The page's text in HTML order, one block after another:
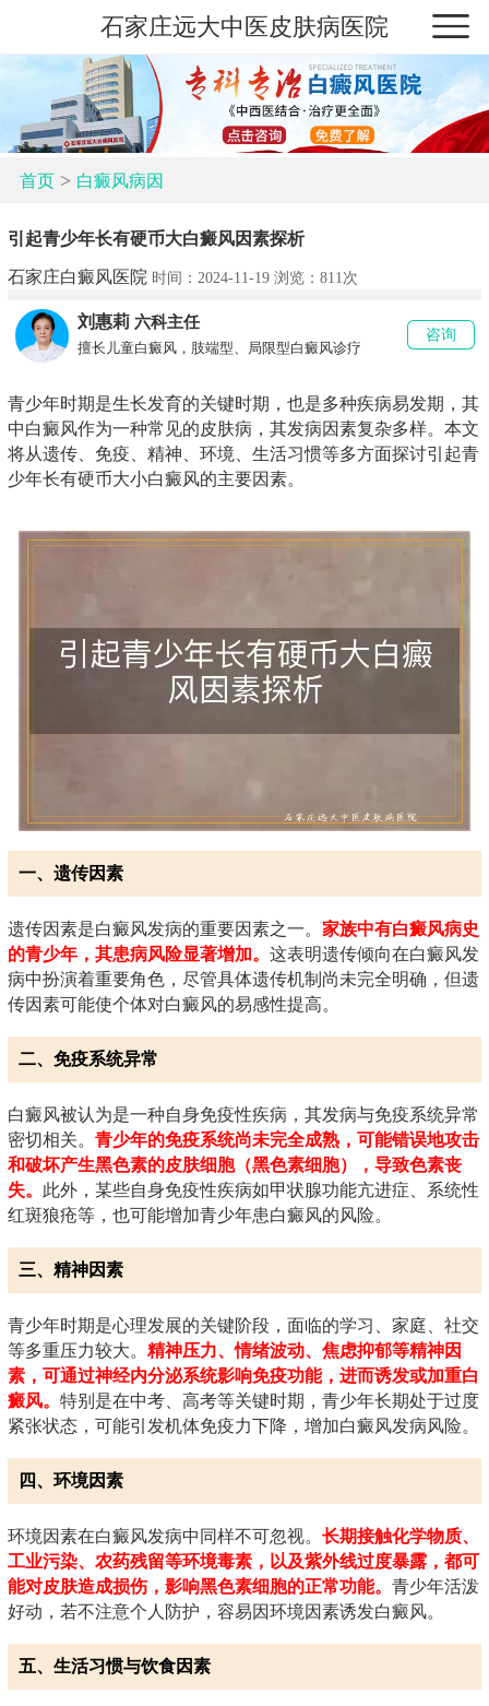
石家庄远大中医皮肤病医院
首页> 白癜风病因
引起青少年长有硬币大白癜风因素探析
石家庄白癜风医院 时间：2024-11-19 浏览： 811次
刘惠莉 六科主任
擅长儿童白癜风，肢端型、局限型白癜风诊疗
咨询
青少年时期是生长发育的关键时期，也是多种疾病易发期，其
中白癜风作为一种常见的皮肤病，其发病因素复杂多样。本文
将从遗传、免疫、精神、环境、生活习惯等多方面探讨引起青
少年长有硬币大小白癜风的主要因素。
一、遗传因素
遗传因素是白癜风发病的重要因素之一。 家族中有白癜风病史
的青少年，其患病风险显著增加。 这表明遗传倾向在白癜风发
病中扮演着重要角色，尽管具体遗传机制尚未完全明确，但遗
传因素可能使个体对白癜风的易感性提高。
二、免疫系统异常
白癜风被认为是一种自身免疫性疾病，其发病与免疫系统异常
密切相关。 青少年的免疫系统尚未完全成熟，可能错误地攻击
和破坏产生黑色素的皮肤细胞（黑色素细胞），导致色素丧
失。 此外，某些自身免疫性疾病如甲状腺功能亢进症、系统性
红斑狼疮等，也可能增加青少年患白癜风的风险。
三、精神因素
青少年时期是心理发展的关键阶段，面临的学习、家庭、社交
等多重压力较大。 精神压力、情绪波动、焦虑抑郁等精神因
素，可通过神经内分泌系统影响免疫功能，进而诱发或加重白
癜风。 特别是在中考、高考等关键时期，青少年长期处于过度
紧张状态，可能引发机体免疫力下降，增加白癜风发病风险。
四、环境因素
环境因素在白癜风发病中同样不可忽视。 长期接触化学物质、
工业污染、农药残留等环境毒素，以及紫外线过度暴露，都可
能对皮肤造成损伤，影响黑色素细胞的正常功能。 青少年活泼
好动，若不注意个人防护，容易因环境因素诱发白癜风。
五、生活习惯与饮食因素